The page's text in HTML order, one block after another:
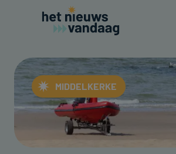
MIDDELKERKE